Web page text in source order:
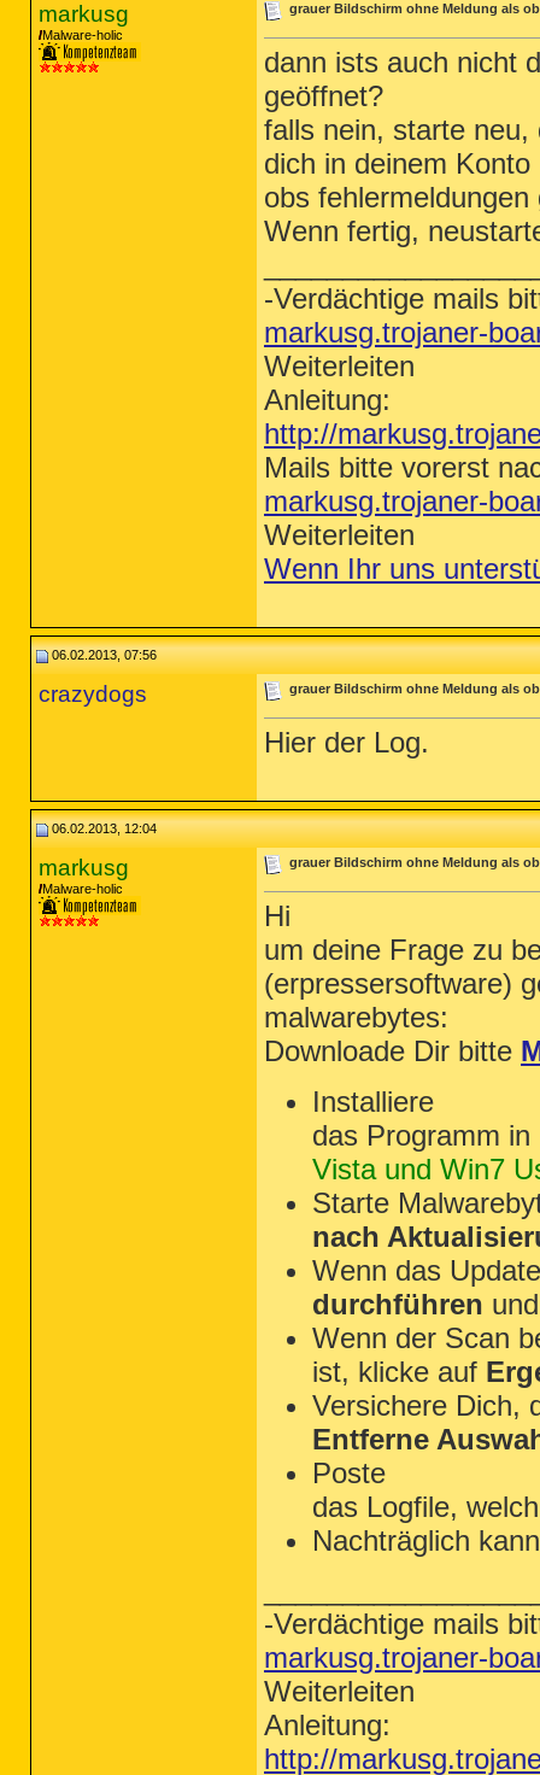
markusg
Malware-holic
grauer Bildschirm ohne Meldung als
dann ists auch nicht
geöffnet?
falls nein, starte
dich in deinem
obs fehlermeldungen
Wenn fertig,
-Verdächtige mails
markusg.trojaner-
Weiterleiten
Anleitung:
http://
Mails bitte vorerst
markusg.trojaner-
Weiterleiten
Wenn Ihr uns
06.02.2013, 07:56
crazydogs grauer Bildschirm ohne Meldung als
Hier der Log.
06.02.2013, 12:04
markusg
Malware-holic
grauer Bildschirm ohne Meldung als
Hi
um deine Frage zu
(erpressersoftware)
malwarebytes:
Downloade Dir bitte
Installiere
das Programm
Vista und Win7
Starte
nach
Wenn das
durchführen
Wenn der Scan
ist, klicke auf
Versichere Dich,
Entferne
Poste
das Logfile,
Nachträglich
-Verdächtige mails
markusg.trojaner-
Weiterleiten
Anleitung:
http://